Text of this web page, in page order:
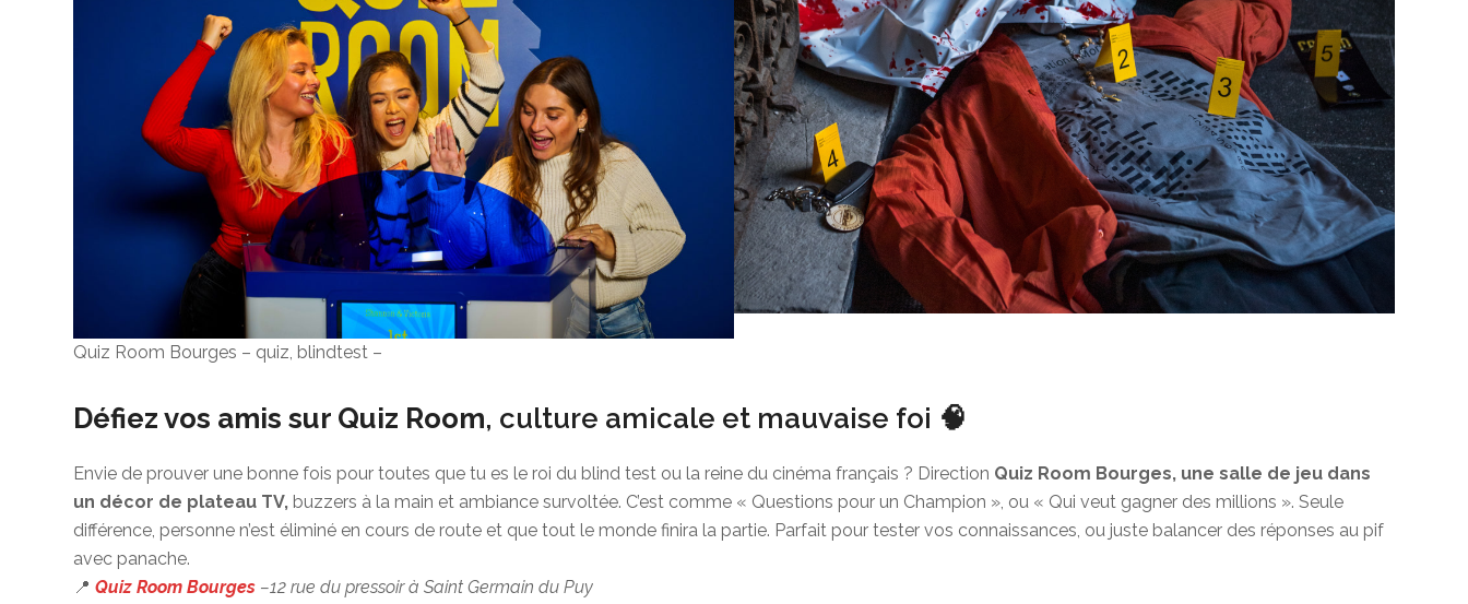
Quiz Room Bourges – quiz, blindtest –
Défiez vos amis sur Quiz Room, culture amicale et mauvaise foi 🧠
Envie de prouver une bonne fois pour toutes que tu es le roi du blind test ou la reine du cinéma français ? Direction Quiz Room Bourges, une salle de jeu dans
un décor de plateau TV, buzzers à la main et ambiance survoltée. C’est comme « Questions pour un Champion », ou « Qui veut gagner des millions ». Seule
différence, personne n’est éliminé en cours de route et que tout le monde finira la partie. Parfait pour tester vos connaissances, ou juste balancer des réponses au pif
avec panache.
📍 Quiz Room Bourges –12 rue du pressoir à Saint Germain du Puy